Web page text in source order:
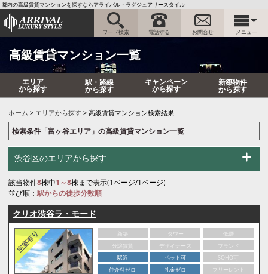
都内の高級賃貸マンションを探すならアライバル・ラグジュアリースタイル
ワード検索 電話する お問合せ メニュー
高級賃貸マンション一覧
エリア
から探す
駅・路線
から探す
キャンペーン
から探す
新築物件
から探す
ホーム エリアから探す 高級賃貸マンション検索結果
検索条件「富ヶ谷エリア」の高級賃貸マンション一覧
渋谷区のエリアから探す
該当物件8棟中1～8棟まで表示(1ページ/1ページ)
並び順：駅からの徒歩分数順
クリオ渋谷ラ・モード
新築 タワー
低層
分譲賃貸
デザイナーズ
ブランド
駅近
ペット可
SOHO可
仲介料ゼロ
礼金ゼロ
フリーレント